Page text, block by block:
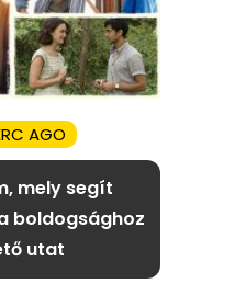
AGO
mely segít
boldogsághoz
utat